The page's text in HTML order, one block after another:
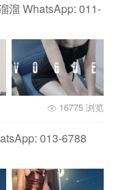
溜 WhatsApp: 011-
16775 浏览
013-6788